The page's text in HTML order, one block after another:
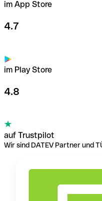
im App Store
4.7
im Play Store
4.8
auf Trustpilot
Wir sind DATEV Partner und